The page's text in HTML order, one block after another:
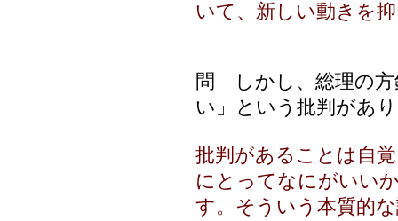
いて、新しい動きを
問 しかし、総理の方
い」という批判があ
批判があることは自
にとってなにがいい
す。そういう本質的